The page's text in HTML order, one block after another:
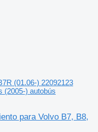
(01.06-) 22092123
(2005-) autobús
para Volvo B7, B8,